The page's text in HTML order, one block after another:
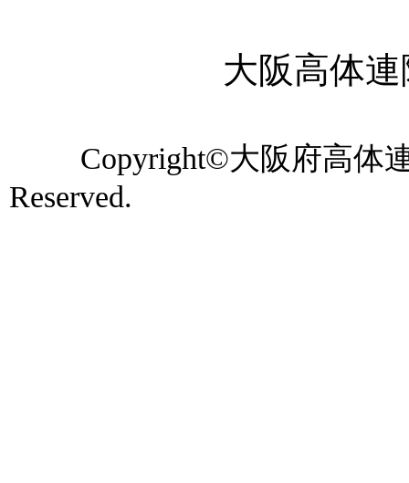
大阪高体連陸上
Copyright©大阪府高体
Reserved.